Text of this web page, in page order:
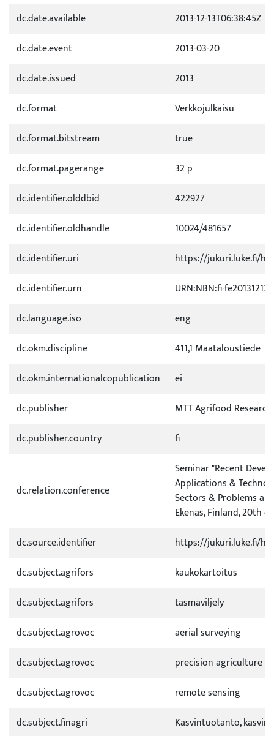
dc.date.available
2013-12-13T06:38:45Z
dc.date.event
2013-03-20
dc.date.issued
2013
dc.format
Verkkojulkaisu
dc.format.bitstream
true
dc.format.pagerange
32 p
dc.identifier.olddbid
422927
dc.identifier.oldhandle
10024/481657
dc.identifier.uri
https://jukuri.luke.fi/
dc.identifier.urn
URN:NBN:fi-
dc.language.iso
eng
dc.okm.discipline
411,1 Maataloustiede
dc.okm.internationalcopublication
ei
dc.publisher
MTT Agrifood
dc.publisher.country
fi
dc.relation.conference
Seminar "Recent
Applications &
Sectors & Problems
Ekenäs, Finland, 20th
dc.source.identifier
https://jukuri.luke.fi/
dc.subject.agrifors
kaukokartoitus
dc.subject.agrifors
täsmäviljely
dc.subject.agrovoc
aerial surveying
dc.subject.agrovoc
precision agriculture
dc.subject.agrovoc
remote sensing
dc.subject.finagri
Kasvintuotanto,